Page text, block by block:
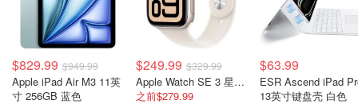
$829.99 $949.99
Apple iPad Air M3 11英
寸 256GB 蓝色
$249.99 $329.99
Apple Watch SE 3 星光铝壳 40mm
之前$279.99
$63.99
ESR Ascend iPad
13英寸键盘壳 白色